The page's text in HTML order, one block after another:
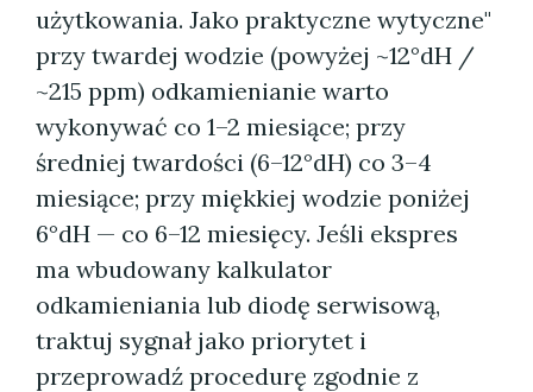
użytkowania. Jako praktyczne wytyczne"
przy twardej wodzie (powyżej ~12°dH /
~215 ppm) odkamienianie warto
wykonywać co 1–2 miesiące; przy
średniej twardości (6–12°dH) co 3–4
miesiące; przy miękkiej wodzie poniżej
6°dH — co 6–12 miesięcy. Jeśli ekspres
ma wbudowany kalkulator
odkamieniania lub diodę serwisową,
traktuj sygnał jako priorytet i
przeprowadź procedurę zgodnie z